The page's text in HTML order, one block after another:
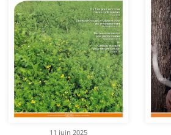
11 juin 2025